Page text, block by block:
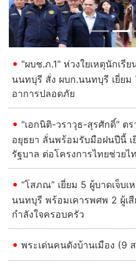
"ผบช.ภ.1" ห่วงใยเหตุนักเรี
นนทบุรี สั่ง ผบก.นนทบุรี เยี่ยม
อาการปลอดภัย
"เอกนิติ-วราวุธ-สุรศักดิ์" ต
อยุธยา ลั่นพร้อมรับมือฝนปีนี้
รัฐบาล ต่อโครงการไทยช่วยไ
“โสภณ” เยี่ยม 5 ผู้บาดเจ็บ
นนทบุรี พร้อมเคารพศพ 2 ผู้เ
กำลังใจครอบครัว
พระเด่นคนดังบ้านเมือง (9